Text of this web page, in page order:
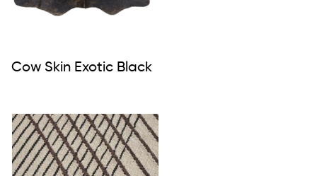
Cow Skin Exotic Black